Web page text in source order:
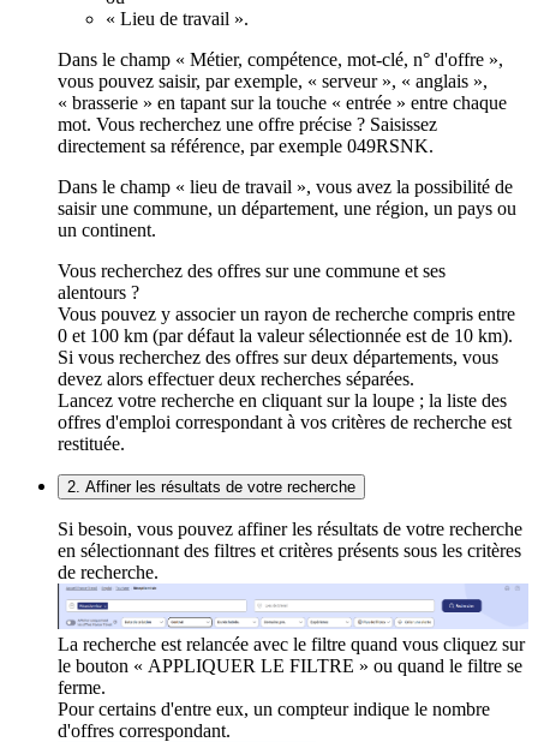
« Lieu de travail ».
Dans le champ « Métier, compétence, mot-clé, n° d'offre »,
vous pouvez saisir, par exemple, « serveur », « anglais »,
« brasserie » en tapant sur la touche « entrée » entre chaque
mot. Vous recherchez une offre précise ? Saisissez
directement sa référence, par exemple 049RSNK.
Dans le champ « lieu de travail », vous avez la possibilité de
saisir une commune, un département, une région, un pays ou
un continent.
Vous recherchez des offres sur une commune et ses
alentours ?
Vous pouvez y associer un rayon de recherche compris entre
0 et 100 km (par défaut la valeur sélectionnée est de 10 km).
Si vous recherchez des offres sur deux départements, vous
devez alors effectuer deux recherches séparées.
Lancez votre recherche en cliquant sur la loupe ; la liste des
offres d'emploi correspondant à vos critères de recherche est
restituée.
2. Affiner les résultats de votre recherche
Si besoin, vous pouvez affiner les résultats de votre recherche
en sélectionnant des filtres et critères présents sous les critères
de recherche.
La recherche est relancée avec le filtre quand vous cliquez sur
le bouton « APPLIQUER LE FILTRE » ou quand le filtre se
ferme.
Pour certains d'entre eux, un compteur indique le nombre
d'offres correspondant.